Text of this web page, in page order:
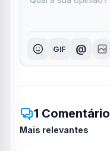
GIF @
1 Comentário